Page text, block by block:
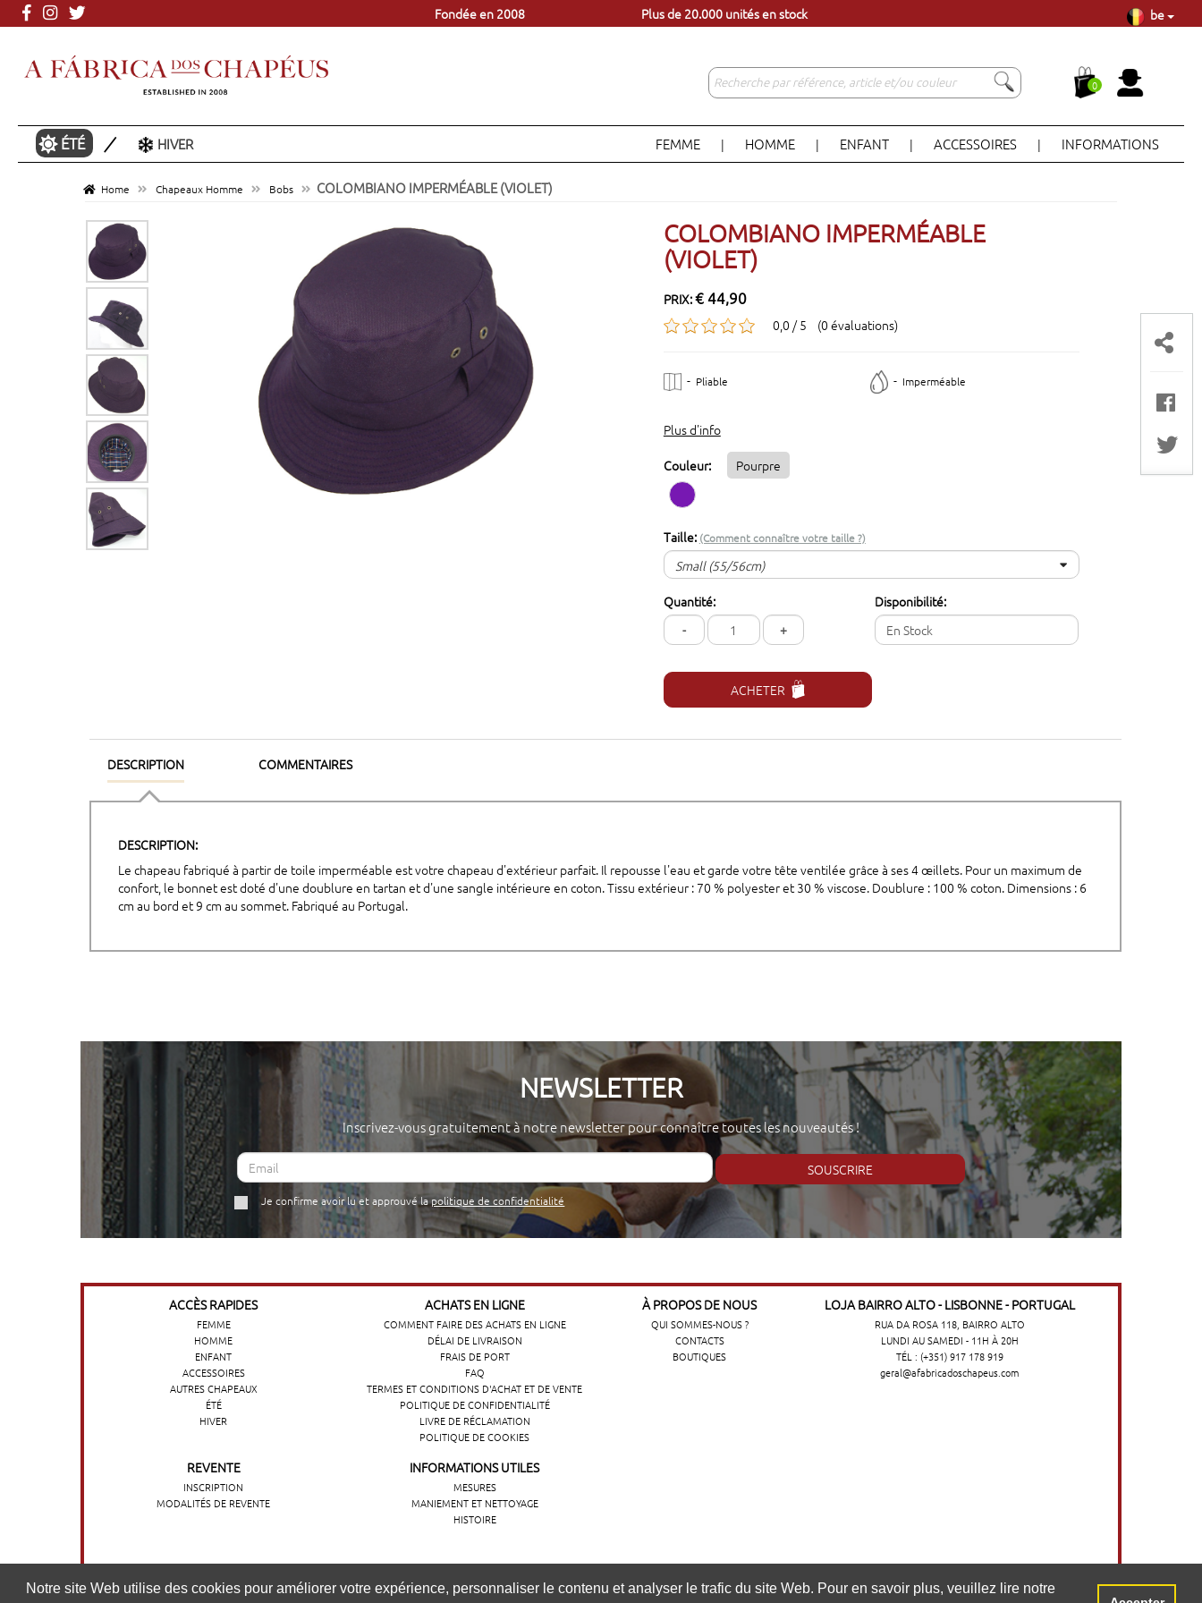
O nosso website utiliza cookies para melhorar a sua experiência de navegação, personalizar conteúdos e analisar o tráfego no website. Para saber mais, consulte a
Notre site Web utilise des cookies pour améliorer votre expérience, personnaliser le contenu et analyser le trafic du site Web. Pour en savoir plus, veuillez lire notre
Fondée en 2008
Plus de 20.000 unités en stock
be
0
ÉTÉ HIVER FEMME | HOMME | ENFANT | ACCESSOIRES | INFORMATIONS
Home Chapeaux Homme Bobs COLOMBIANO IMPERMÉABLE (VIOLET)
COLOMBIANO IMPERMÉABLE
(VIOLET)
PRIX:€ 44,90
0,0 / 5 (0 évaluations)
- Pliable - Imperméable
Plus d'info
Couleur:
Pourpre
Taille: (Comment connaître votre taille ?)
Small (55/56cm)
Small (55/56cm)
Medium (57/58cm)
Large (59/60 cm)
X-Large (61/62cm)
Quantité:
-
+
Disponibilité:
En Stock
ACHETER
DESCRIPTION COMMENTAIRES
DESCRIPTION:
Le chapeau fabriqué à partir de toile imperméable est votre chapeau d'extérieur parfait. Il repousse l'eau et garde votre tête ventilée grâce à ses 4 œillets. Pour un maximum de
confort, le bonnet est doté d'une doublure en tartan et d'une sangle intérieure en coton. Tissu extérieur : 70 % polyester et 30 % viscose. Doublure : 100 % coton. Dimensions : 6
cm au bord et 9 cm au sommet. Fabriqué au Portugal.
NEWSLETTER
Inscrivez-vous gratuitement à notre newsletter pour connaître toutes les nouveautés !
SOUSCRIRE
Je confirme avoir lu et approuvé lapolitique de confidentialité
ACCÈS RAPIDES
FEMME
HOMME
ENFANT
ACCESSOIRES
AUTRES CHAPEAUX
ÉTÉ
HIVER
ACHATS EN LIGNE
COMMENT FAIRE DES ACHATS EN LIGNE
DÉLAI DE LIVRAISON
FRAIS DE PORT
FAQ
TERMES ET CONDITIONS D'ACHAT ET DE VENTE
POLITIQUE DE CONFIDENTIALITÉ
LIVRE DE RÉCLAMATION
POLITIQUE DE COOKIES
À PROPOS DE NOUS
QUI SOMMES-NOUS ?
CONTACTS
BOUTIQUES
LOJA BAIRRO ALTO - LISBONNE - PORTUGAL
RUA DA ROSA 118, BAIRRO ALTO
LUNDI AU SAMEDI - 11H À 20H
TÉL : (+351) 917 178 919
geral@afabricadoschapeus.com
REVENTE
INSCRIPTION
MODALITÉS DE REVENTE
INFORMATIONS UTILES
MESURES
MANIEMENT ET NETTOYAGE
HISTOIRE